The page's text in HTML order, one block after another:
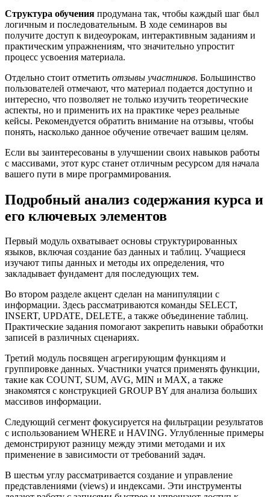
Структура обучения продумана так, чтобы каждый шаг был
логичным и последовательным. В ходе семинаров вы
получите доступ к видеоурокам, интерактивным заданиям и
практическим упражнениям, что значительно упростит
процесс усвоения материала.
Отдельно стоит отметить отзывы участников. Большинство
пользователей отмечают, что материал подается доступно и
интересно, что позволяет не только изучить теоретические
аспекты, но и применить их на практике через реальные
кейсы. Рекомендуется обратить внимание на отзывы, чтобы
понять, насколько данное обучение отвечает вашим целям.
Если вы заинтересованы в улучшении своих навыков работы
с массивами, этот курс станет отличным ресурсом для начала
вашего пути в мире программирования.
Подробный анализ содержания курса и
его ключевых элементов
Первый модуль охватывает основы структурированных
языков, включая создание баз данных и таблиц. Учащиеся
изучают типы данных и методы их определения, что
закладывает фундамент для последующих тем.
Во втором разделе акцент сделан на манипуляции с
информации. Здесь рассматриваются команды SELECT,
INSERT, UPDATE, DELETE, а также объединение таблиц.
Практические задания помогают закрепить навыки обработки
записей в различных сценариях.
Третий модуль посвящен агрегирующим функциям и
группировке данных. Участники учатся применять функции,
такие как COUNT, SUM, AVG, MIN и MAX, а также
знакомятся с конструкцией GROUP BY для анализа больших
массивов информации.
Следующий сегмент фокусируется на фильтрации результатов
с использованием WHERE и HAVING. Углубленные примеры
демонстрируют разницу между этими методами и их
применение в зависимости от требований задач.
В шестьм углу рассматривается создание и управление
представлениями (views) и индексами. Эти инструменты